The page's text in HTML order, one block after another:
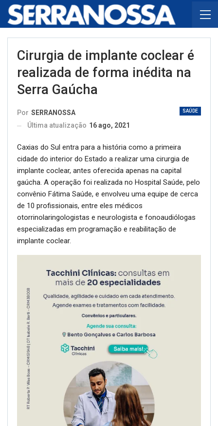
Cirurgia de implante coclear é
realizada de forma inédita na
Serra Gaúcha
SAÚDE
Por SERRANOSSA
Última atualização 16 ago, 2021
Caxias do Sul entra para a história como a primeira
cidade do interior do Estado a realizar uma cirurgia de
implante coclear, antes oferecida apenas na capital
gaúcha. A operação foi realizada no Hospital Saúde, pelo
convênio Fátima Saúde, e envolveu uma equipe de cerca
de 10 profissionais, entre eles médicos
otorrinolaringologistas e neurologista e fonoaudiólogas
especializadas em programação e reabilitação de
implante coclear.